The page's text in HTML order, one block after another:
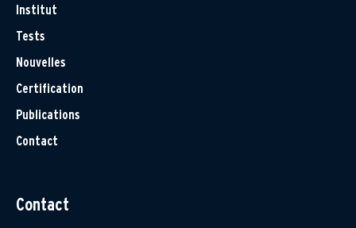
Institut
Tests
Nouvelles
Certification
Publications
Contact
Contact